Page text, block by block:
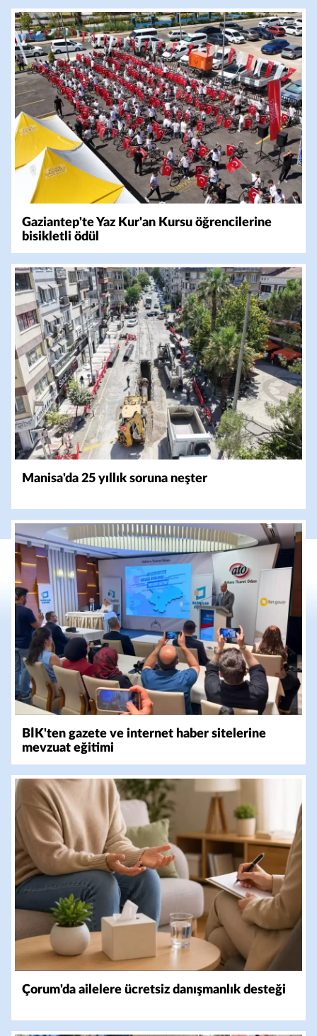
Gaziantep'te Yaz Kur'an Kursu öğrencilerine
bisikletli ödül
Manisa'da 25 yıllık soruna neşter
BİK'ten gazete ve internet haber sitelerine
mevzuat eğitimi
Çorum'da ailelere ücretsiz danışmanlık desteği